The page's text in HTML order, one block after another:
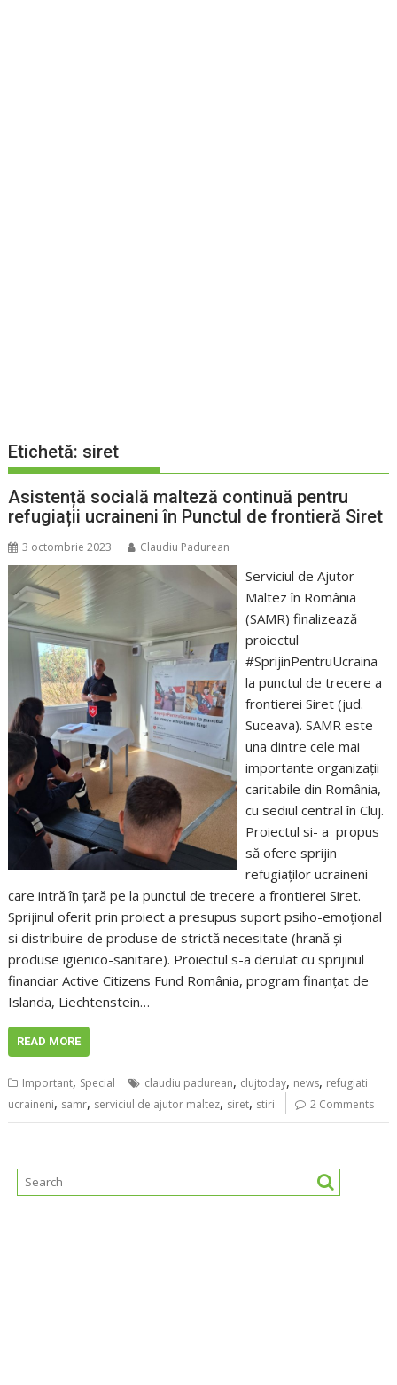
Etichetă: siret
Asistență socială malteză continuă pentru
refugiații ucraineni în Punctul de frontieră Siret
3 octombrie 2023 Claudiu Padurean
Serviciul de Ajutor
Maltez în România
(SAMR) finalizează
proiectul
#SprijinPentruUcraina
la punctul de trecere a
frontierei Siret (jud.
Suceava). SAMR este
una dintre cele mai
importante organizații
caritabile din România,
cu sediul central în Cluj.
Proiectul si- a propus
să ofere sprijin
refugiaților ucraineni
care intră în țară pe la punctul de trecere a frontierei Siret.
Sprijinul oferit prin proiect a presupus suport psiho-emoțional
si distribuire de produse de strictă necesitate (hrană și
produse igienico-sanitare). Proiectul s-a derulat cu sprijinul
financiar Active Citizens Fund România, program finanțat de
Islanda, Liechtenstein…
READ MORE
Important, Special claudiu padurean, clujtoday, news, refugiati
ucraineni, samr, serviciul de ajutor maltez, siret, stiri 2 Comments